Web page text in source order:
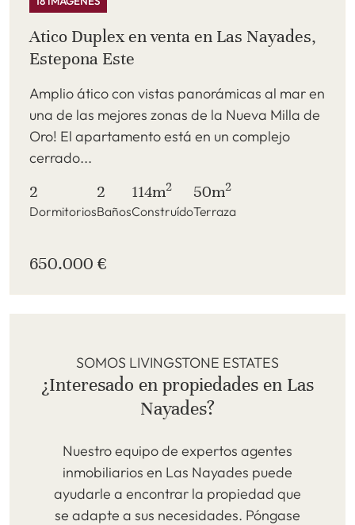
Atico Duplex en venta en Las Nayades,
Estepona Este
Amplio ático con vistas panorámicas al mar en
una de las mejores zonas de la Nueva Milla de
Oro! El apartamento está en un complejo
cerrado...
2
Dormitorios
2
Baños
114m2
Construído
50m2
Terraza
650.000 €
SOMOS LIVINGSTONE ESTATES
¿Interesado en propiedades en Las
Nayades?
Nuestro equipo de expertos agentes
inmobiliarios en Las Nayades puede
ayudarle a encontrar la propiedad que
se adapte a sus necesidades. Póngase